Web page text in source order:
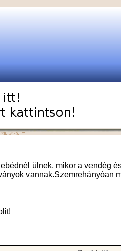
ülnek, mikor a vendég
vannak.Szemrehányóan